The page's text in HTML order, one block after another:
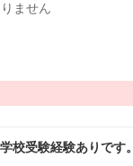
ません
校受験経験ありです。